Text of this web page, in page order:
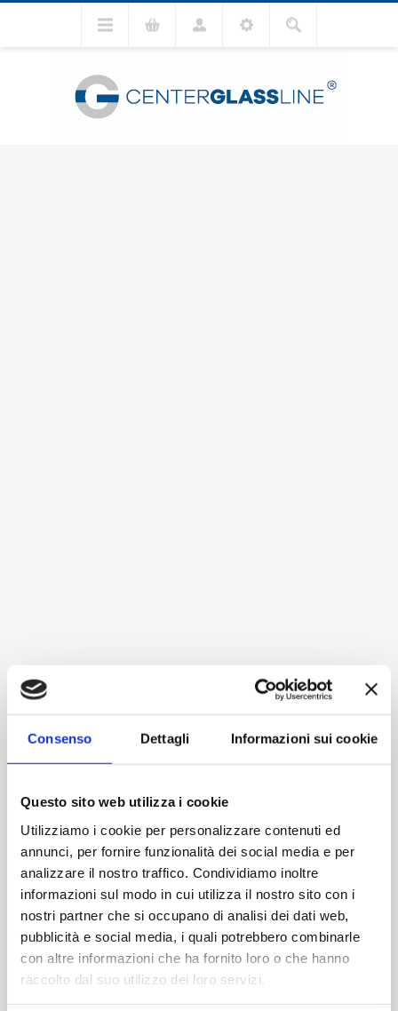
Consenso Dettagli Informazioni sui cookie
Questo sito web utilizza i cookie
Utilizziamo i cookie per personalizzare contenuti ed
annunci, per fornire funzionalità dei social media e per
analizzare il nostro traffico. Condividiamo inoltre
informazioni sul modo in cui utilizza il nostro sito con i
nostri partner che si occupano di analisi dei dati web,
pubblicità e social media, i quali potrebbero combinarle
con altre informazioni che ha fornito loro o che hanno
raccolto dal suo utilizzo dei loro servizi.
Flaconi farma
FLACONI FARMA